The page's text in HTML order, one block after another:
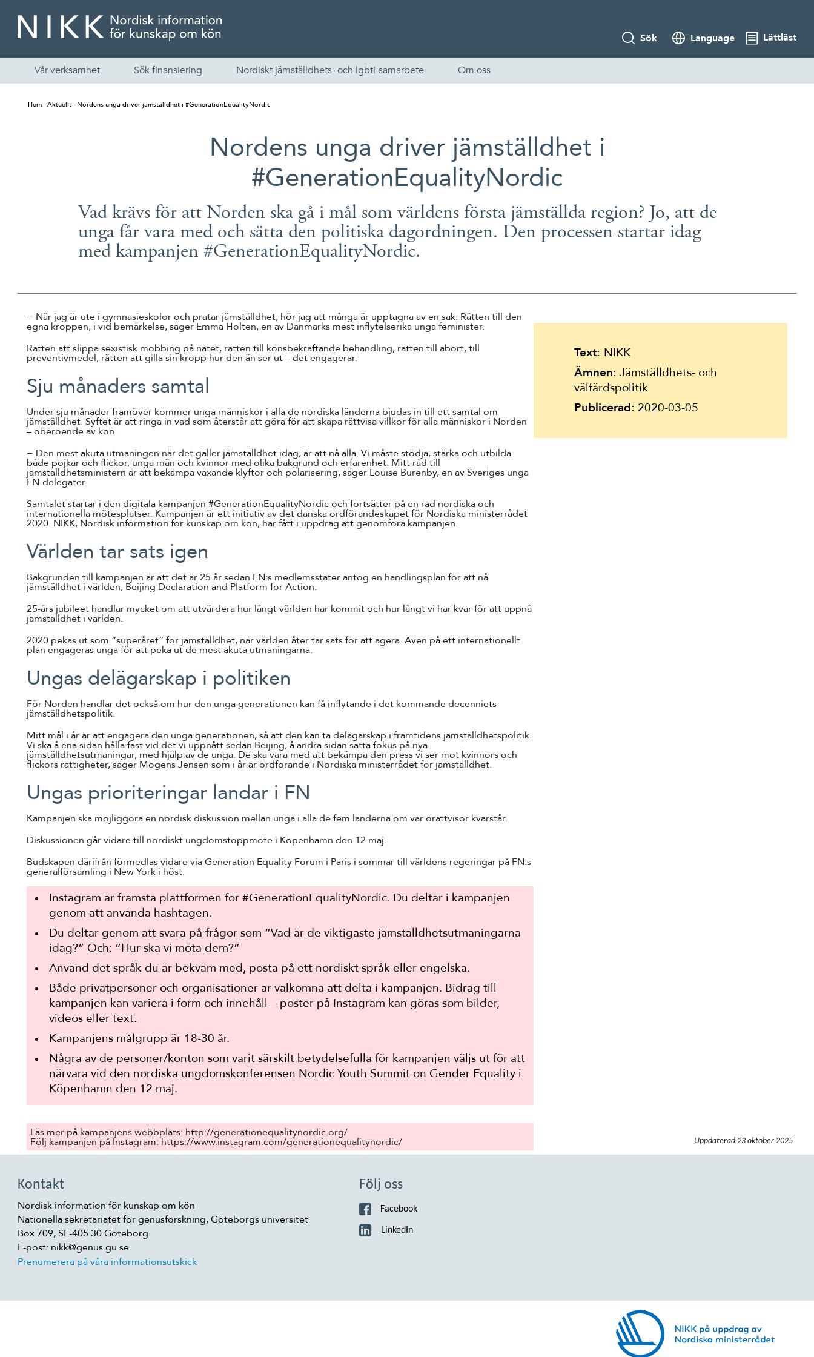
English
Skandinaviska
Sök Language Lättläst
Vår verksamhet Sök finansiering Nordiskt jämställdhets- och lgbti-samarbete Om oss
Hem Aktuellt Nordens unga driver jämställdhet i #GenerationEqualityNordic
Nordens unga driver jämställdhet i
#GenerationEqualityNordic
Vad krävs för att Norden ska gå i mål som världens första jämställda region? Jo, att de
unga får vara med och sätta den politiska dagordningen. Den processen startar idag
med kampanjen #GenerationEqualityNordic.
− När jag är ute i gymnasieskolor och pratar jämställdhet, hör jag att många är upptagna av en sak: Rätten till den
egna kroppen, i vid bemärkelse, säger Emma Holten, en av Danmarks mest inflytelserika unga feminister.
Rätten att slippa sexistisk mobbing på nätet, rätten till könsbekräftande behandling, rätten till abort, till
preventivmedel, rätten att gilla sin kropp hur den än ser ut – det engagerar.
Sju månaders samtal
Under sju månader framöver kommer unga människor i alla de nordiska länderna bjudas in till ett samtal om
jämställdhet. Syftet är att ringa in vad som återstår att göra för att skapa rättvisa villkor för alla människor i Norden
– oberoende av kön.
− Den mest akuta utmaningen när det gäller jämställdhet idag, är att nå alla. Vi måste stödja, stärka och utbilda
både pojkar och flickor, unga män och kvinnor med olika bakgrund och erfarenhet. Mitt råd till
jämställdhetsministern är att bekämpa växande klyftor och polarisering, säger Louise Burenby, en av Sveriges unga
FN-delegater.
Samtalet startar i den digitala kampanjen #GenerationEqualityNordic och fortsätter på en rad nordiska och
internationella mötesplatser. Kampanjen är ett initiativ av det danska ordförandeskapet för Nordiska ministerrådet
2020. NIKK, Nordisk information för kunskap om kön, har fått i uppdrag att genomföra kampanjen.​​​​​​
Världen tar sats igen
Bakgrunden till kampanjen är att det är 25 år sedan FN:s medlemsstater antog en handlingsplan för att nå
jämställdhet i världen, Beijing Declaration and Platform for Action.
25-års jubileet handlar mycket om att utvärdera hur långt världen har kommit och hur långt vi har kvar för att uppnå
jämställdhet i världen.
2020 pekas ut som ”superåret” för jämställdhet, när världen åter tar sats för att agera. Även på ett internationellt
plan engageras unga för att peka ut de mest akuta utmaningarna.
Ungas delägarskap i politiken
För Norden handlar det också om hur den unga generationen kan få inflytande i det kommande decenniets
jämställdhetspolitik.
Mitt mål i år är att engagera den unga generationen, så att den kan ta delägarskap i framtidens jämställdhetspolitik.
Vi ska å ena sidan hålla fast vid det vi uppnått sedan Beijing, å andra sidan sätta fokus på nya
jämställdhetsutmaningar, med hjälp av de unga. De ska vara med att bekämpa den press vi ser mot kvinnors och
flickors rättigheter, säger Mogens Jensen som i år är ordförande i Nordiska ministerrådet för jämställdhet.
Ungas prioriteringar landar i FN
Kampanjen ska möjliggöra en nordisk diskussion mellan unga i alla de fem länderna om var orättvisor kvarstår.
Diskussionen går vidare till nordiskt ungdomstoppmöte i Köpenhamn den 12 maj.
Budskapen därifrån förmedlas vidare via Generation Equality Forum i Paris i sommar till världens regeringar på FN:s
generalförsamling i New York i höst.
Instagram är främsta plattformen för #GenerationEqualityNordic. Du deltar i kampanjen
genom att använda hashtagen.
Du deltar genom att svara på frågor som ”Vad är de viktigaste jämställdhetsutmaningarna
idag?” Och: ”Hur ska vi möta dem?”
Använd det språk du är bekväm med, posta på ett nordiskt språk eller engelska.
Både privatpersoner och organisationer är välkomna att delta i kampanjen. Bidrag till
kampanjen kan variera i form och innehåll – poster på Instagram kan göras som bilder,
videos eller text.
Kampanjens målgrupp är 18-30 år.
Några av de personer/konton som varit särskilt betydelsefulla för kampanjen väljs ut för att
närvara vid den nordiska ungdomskonferensen Nordic Youth Summit on Gender Equality i
Köpenhamn den 12 maj.
Läs mer på kampanjens webbplats: http://generationequalitynordic.org/
Följ kampanjen på Instagram: https://www.instagram.com/generationequalitynordic/
Text: NIKK
Ämnen: Jämställdhets- och
välfärdspolitik
Publicerad: 2020-03-05
Uppdaterad 23 oktober 2025
Kontakt
Nordisk information för kunskap om kön
Nationella sekretariatet för genusforskning, Göteborgs universitet
Box 709, SE-405 30 Göteborg
E-post: nikk@genus.gu.se
Prenumerera på våra informationsutskick
Följ oss
Facebook
LinkedIn